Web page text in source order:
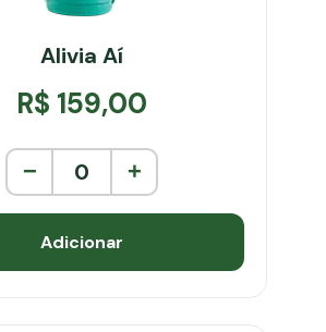
Alivia Aí
R$ 159,00
− 0 +
Adicionar